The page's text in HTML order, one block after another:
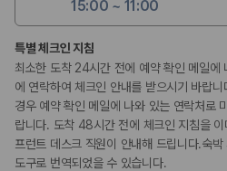
15:00 ~ 11:00
특별 체크인 지침
최소한 도착 24시간 전에 예약 확인 메일에
에 연락하여 체크인 안내를 받으시기 바랍
경우 예약 확인 메일에 나와 있는 연락처로
랍니다. 도착 48시간 전에 체크인 지침을
프런트 데스크 직원이 안내해 드립니다.숙
도구로 번역되었을 수 있습니다.